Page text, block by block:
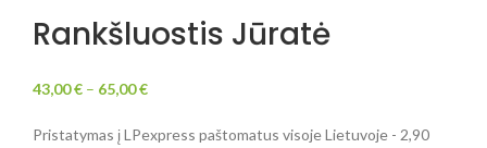
Rankšluostis Jūratė
43,00€ – 65,00€
Pristatymas į LPexpress paštomatus visoje Lietuvoje - 2,90